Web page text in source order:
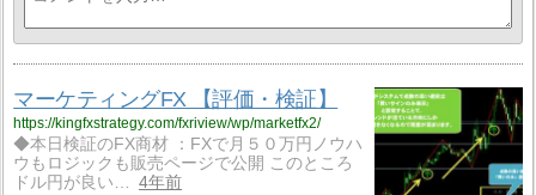
マーケティングFX 【評価・検証】
https://kingfxstrategy.com/fxriview/wp/marketfx2/
◆本日検証のFX商材 ：FXで月５０万円ノウハ
ウもロジックも販売ページで公開 このところ
ドル円が良い…
4年前